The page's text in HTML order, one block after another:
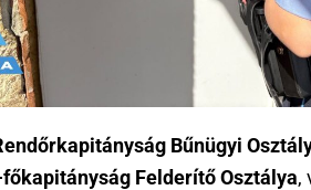
Bűnügyi
Felderítő Osztálya,